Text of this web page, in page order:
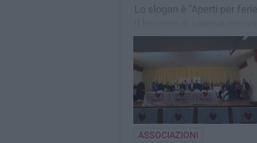
Lo slogan è "Aperti per ferie.
in vacanza!"
ASSOCIAZIONI